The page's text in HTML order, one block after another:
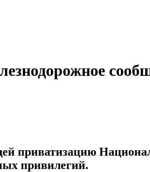
приватизацию
привилегий.